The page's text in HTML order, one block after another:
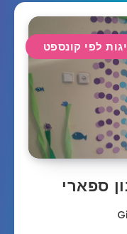
לפי קונספט
ספארי